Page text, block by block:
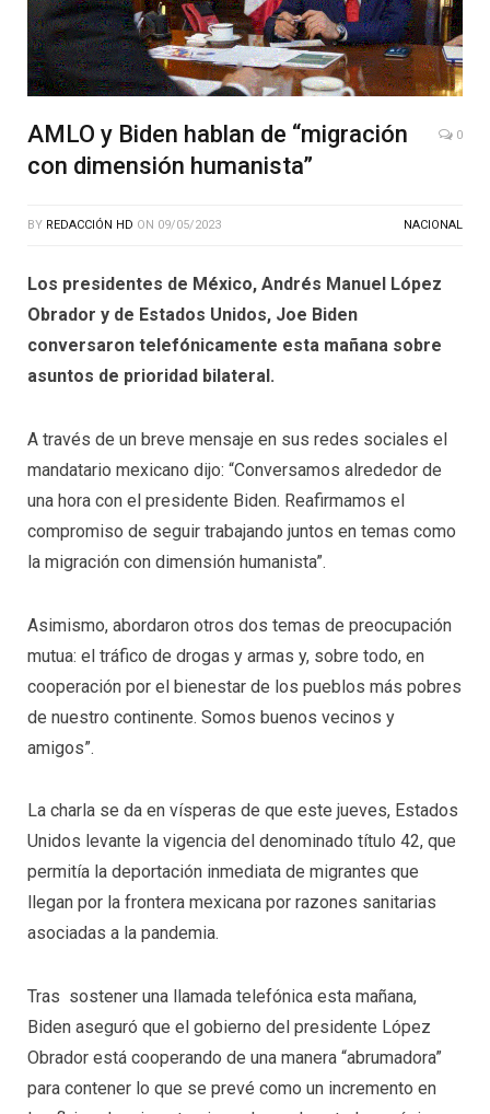
AMLO y Biden hablan de “migración
con dimensión humanista”
0
BY REDACCIÓN HD ON 09/05/2023 NACIONAL
Los presidentes de México, Andrés Manuel López
Obrador y de Estados Unidos, Joe Biden
conversaron telefónicamente esta mañana sobre
asuntos de prioridad bilateral.
A través de un breve mensaje en sus redes sociales el
mandatario mexicano dijo: “Conversamos alrededor de
una hora con el presidente Biden. Reafirmamos el
compromiso de seguir trabajando juntos en temas como
la migración con dimensión humanista”.
Asimismo, abordaron otros dos temas de preocupación
mutua: el tráfico de drogas y armas y, sobre todo, en
cooperación por el bienestar de los pueblos más pobres
de nuestro continente. Somos buenos vecinos y
amigos”.
La charla se da en vísperas de que este jueves, Estados
Unidos levante la vigencia del denominado título 42, que
permitía la deportación inmediata de migrantes que
llegan por la frontera mexicana por razones sanitarias
asociadas a la pandemia.
Tras sostener una llamada telefónica esta mañana,
Biden aseguró que el gobierno del presidente López
Obrador está cooperando de una manera “abrumadora”
para contener lo que se prevé como un incremento en